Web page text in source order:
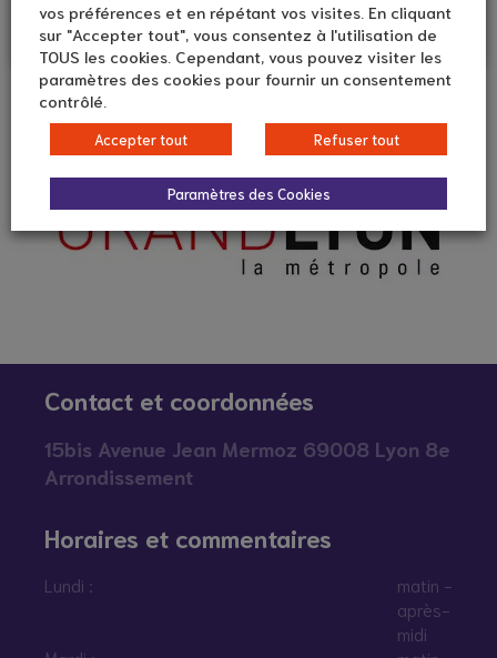
Information / Orientation
MDM principale Irigny
Information / Orientation
MDM principale Limonest
MDM principale Meyzieu
MDM principale Neuville-
Contact et coordonnées
15bis Avenue Jean Mermoz 69008 Lyon 8e
Arrondissement
Horaires et commentaires
Lundi :
matin -
après-
midi
vos préférences et en répétant vos visites. En cliquant
sur "Accepter tout", vous consentez à l'utilisation de
TOUS les cookies. Cependant, vous pouvez visiter les
paramètres des cookies pour fournir un consentement
contrôlé.
Accepter tout Refuser tout
Paramètres des Cookies